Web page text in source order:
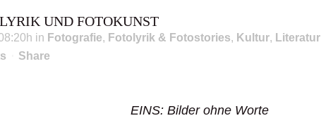
LYRIK UND FOTOKUNST
in Fotografie, Fotolyrik & Fotostories, Kultur, Literatur
Share
EINS: Bilder ohne Worte